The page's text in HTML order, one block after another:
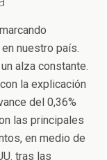
nuestro país.
alza constante.
la explicación
del 0,36%
las principales
en medio de
tras las